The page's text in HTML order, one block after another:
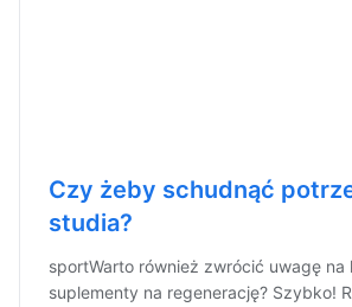
Czy żeby schudnąć
studia?
sportWarto również zwrócić uwagę na
suplementy na regenerację? Szybko!